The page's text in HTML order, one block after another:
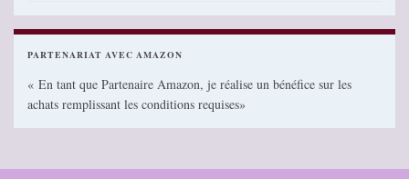
PARTENARIAT AVEC AMAZON
« En tant que Partenaire Amazon, je réalise un bénéfice sur les
achats remplissant les conditions requises»